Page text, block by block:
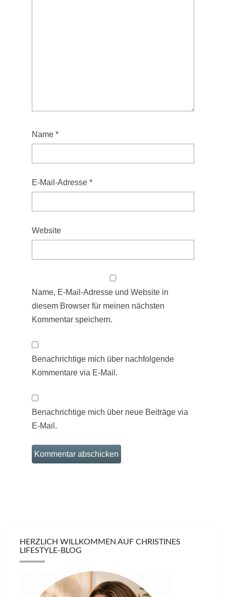
Name *
E-Mail-Adresse *
Website
Name, E-Mail-Adresse und Website in
diesem Browser für meinen nächsten
Kommentar speichern.
Benachrichtige mich über nachfolgende
Kommentare via E-Mail.
Benachrichtige mich über neue Beiträge via
E-Mail.
HERZLICH WILLKOMMEN AUF CHRISTINES
LIFESTYLE-BLOG